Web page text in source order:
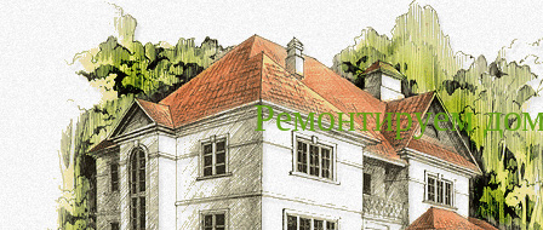
Ремонтируем